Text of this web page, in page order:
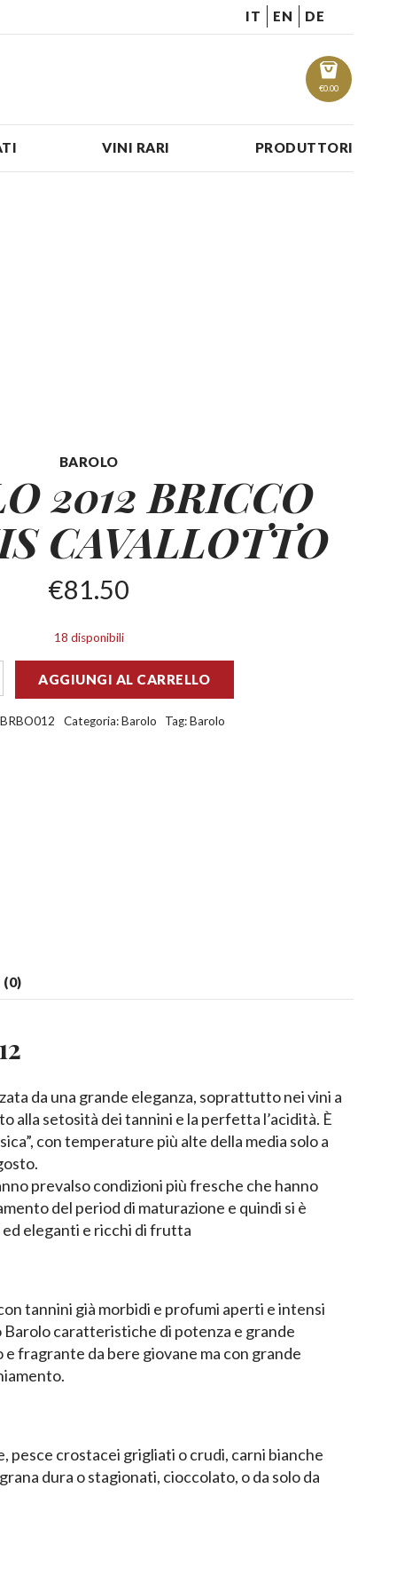
IT EN DE
€0.00
VINI RARI PRODUTTORI
BAROLO
2012 BRICCO
CAVALLOTTO
€81.50
18 disponibili
AGGIUNGI AL CARRELLO
Categoria:Barolo Tag:Barolo
(0)
da una grande eleganza, soprattutto nei vini a
alla setosità dei tannini e la perfetta l’acidità. È
con temperature più alte della media solo a
prevalso condizioni più fresche che hanno
del period di maturazione e quindi si è
eleganti e ricchi di frutta
tannini già morbidi e profumi aperti e intensi
Barolo caratteristiche di potenza e grande
e fragrante da bere giovane ma con grande
pesce crostacei grigliati o crudi, carni bianche
dura o stagionati, cioccolato, o da solo da